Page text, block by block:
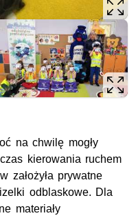
na chwilę mogły
kierowania ruchem
założyła prywatne
odblaskowe. Dla
materiały